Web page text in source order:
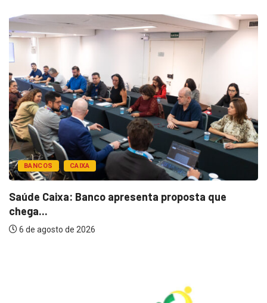
BANCOS CAIXA
Saúde Caixa: Banco apresenta proposta que
chega...
6 de agosto de 2026